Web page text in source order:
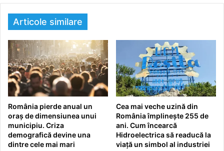
Articole similare
România pierde anual un
oraș de dimensiunea unui
municipiu. Criza
demografică devine una
dintre cele mai mari
Cea mai veche uzină din
România împlinește 255 de
ani. Cum încearcă
Hidroelectrica să readucă la
viață un simbol al industriei